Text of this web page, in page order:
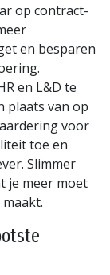
op contract-
en besparen
en L&D te
plaats van op
voor
toe en
Slimmer
je meer moet